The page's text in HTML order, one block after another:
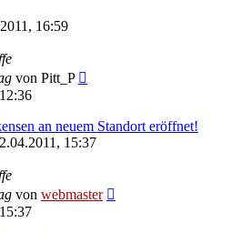
16:59
von Pitt_P
an neuem Standort eröffnet!
15:37
von webmaster